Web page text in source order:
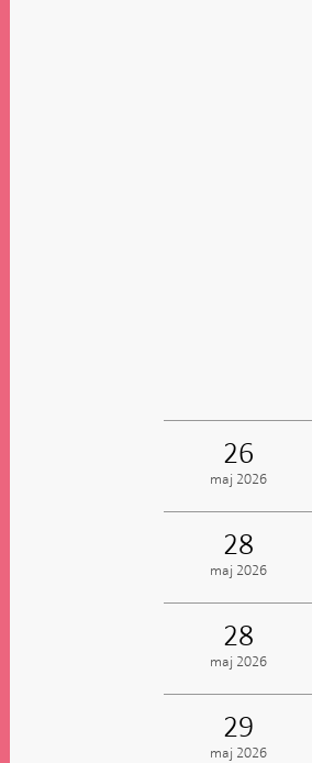
26
maj 2026
28
maj 2026
28
maj 2026
29
maj 2026